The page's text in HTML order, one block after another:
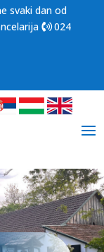
svaki dan od
024